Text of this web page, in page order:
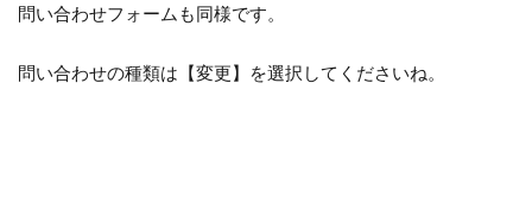
問い合わせフォームも同様です。
問い合わせの種類は【変更】を選択してくださいね。